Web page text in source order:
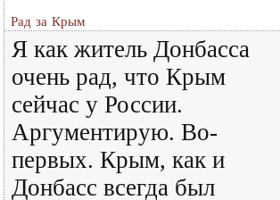
Рад за Крым
Я как житель Донбасса
очень рад, что Крым
сейчас у России.
Аргументирую. Во-
первых. Крым, как и
Донбасс всегда был